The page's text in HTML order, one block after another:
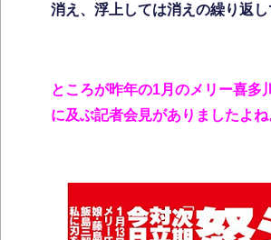
消え、浮上しては消えの繰り返し
ところが昨年の1月のメリー喜多
に及ぶ記者会見がありましたよね